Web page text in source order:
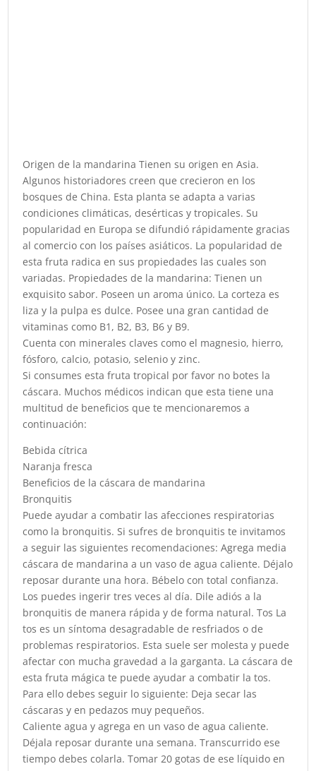
Origen de la mandarina Tienen su origen en Asia.
Algunos historiadores creen que crecieron en los
bosques de China. Esta planta se adapta a varias
condiciones climáticas, desérticas y tropicales. Su
popularidad en Europa se difundió rápidamente gracias
al comercio con los países asiáticos. La popularidad de
esta fruta radica en sus propiedades las cuales son
variadas. Propiedades de la mandarina: Tienen un
exquisito sabor. Poseen un aroma único. La corteza es
liza y la pulpa es dulce. Posee una gran cantidad de
vitaminas como B1, B2, B3, B6 y B9.
Cuenta con minerales claves como el magnesio, hierro,
fósforo, calcio, potasio, selenio y zinc.
Si consumes esta fruta tropical por favor no botes la
cáscara. Muchos médicos indican que esta tiene una
multitud de beneficios que te mencionaremos a
continuación:
Bebida cítrica
Naranja fresca
Beneficios de la cáscara de mandarina
Bronquitis
Puede ayudar a combatir las afecciones respiratorias
como la bronquitis. Si sufres de bronquitis te invitamos
a seguir las siguientes recomendaciones: Agrega media
cáscara de mandarina a un vaso de agua caliente. Déjalo
reposar durante una hora. Bébelo con total confianza.
Los puedes ingerir tres veces al día. Dile adiós a la
bronquitis de manera rápida y de forma natural. Tos La
tos es un síntoma desagradable de resfriados o de
problemas respiratorios. Esta suele ser molesta y puede
afectar con mucha gravedad a la garganta. La cáscara de
esta fruta mágica te puede ayudar a combatir la tos.
Para ello debes seguir lo siguiente: Deja secar las
cáscaras y en pedazos muy pequeños.
Caliente agua y agrega en un vaso de agua caliente.
Déjala reposar durante una semana. Transcurrido ese
tiempo debes colarla. Tomar 20 gotas de ese líquido en